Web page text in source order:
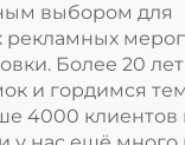
выбором для
Более 20
и гордимся
4000 клиентов